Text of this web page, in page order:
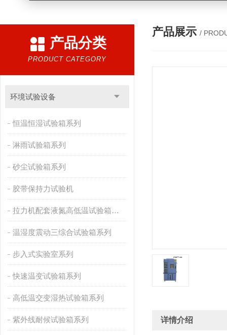
产品分类
PRODUCT CATEGORY
环境试验设备
恒温恒湿试验箱系列
淋雨试验箱系列
砂尘试验箱系列
胶带保持力试验机
拉力机配套液氮高低温试验箱系列
温湿度震动三综合试验箱系列
步入式实验室系列
快速温变试验箱系列
高低温交变湿热试验箱系列
紫外线耐候试验箱系列
产品展示 /
详情介绍